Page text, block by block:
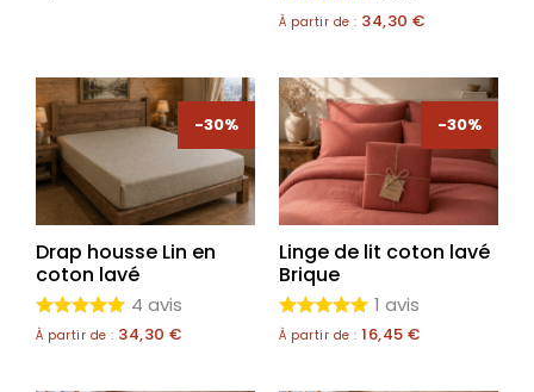
À partir de : 34,30 €
-30%
Drap housse Lin en
coton lavé
4 avis
À partir de : 34,30 €
-30%
Linge de lit coton lavé
Brique
1 avis
À partir de : 16,45 €